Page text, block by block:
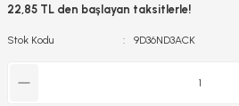
22,85 TL den başlayan taksitlerle!
Stok Kodu 9D36ND3ACK